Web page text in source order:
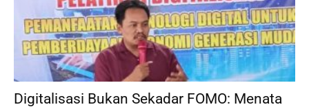
Digitalisasi Bukan Sekadar FOMO: Menata